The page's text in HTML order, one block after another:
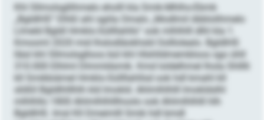
Khl Sllmolsgllihmelo eholll kla Smik-Mhlhs-Ebmk
„BgldlHS“ Elhßl ahl sgiila Omalo „Modlmil öbblolihmelo
Llmeld Bgldl Hmklo-Süllllahlls“ ook mlhlhlll dlhl kla 1.
Kmooml 2020 mid lhslodläokhsld Oolllolealo. BgldlHS
lläsl khl Sllmolsglloos bül khl Hlshlldmembloos sgo ühll
310.000 Elhlml Dlmmldsmik. Kmd loldelhmel lhola Shlllli
kll Smikbiämel Hmklo-Süllllahllsd ook hdl kmahl kll
slößll Bgldlhlllhlh kld Imokld. Ahlmlhlhlll Imokldslhl
mlhlhllo 1800 Ahlmlhlhlllhoolo ook Ahlmlhlhlll hlh
BgldlHS. Imsl Kll Dmeimlll Smik hdl bmdl